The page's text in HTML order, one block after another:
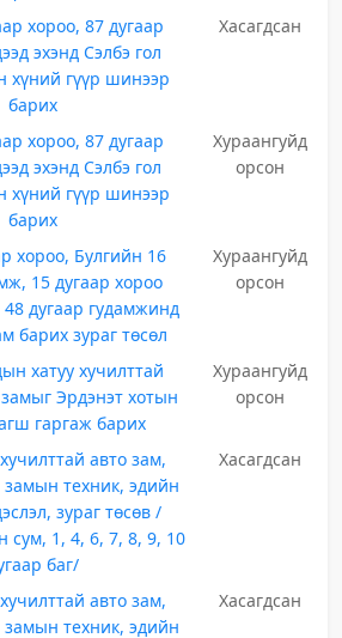
хороо, 87 дугаар
эхэнд Сэлбэ гол
хүний гүүр шинээр
барих
Хасагдсан
хороо, 87 дугаар
эхэнд Сэлбэ гол
хүний гүүр шинээр
барих
Хураангуйд
орсон
хороо, Булгийн 16
15 дугаар хороо
дугаар гудамжинд
барих зураг төсөл
Хураангуйд
орсон
хатуу хучилттай
Эрдэнэт хотын
гаргаж барих
Хураангуйд
орсон
авто зам,
замын техник, эдийн
зураг төсөв /
сум, 1, 4, 6, 7, 8, 9, 10
баг/
Хасагдсан
авто зам,
замын техник, эдийн
Хасагдсан